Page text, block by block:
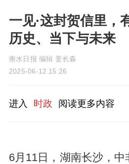
一见·这封贺信里，
历史、当下与未来
衡水日报 编辑 姜长淼
2025-06-12 15:26
进入 时政 阅读更多内容
6月11日，湖南长沙，